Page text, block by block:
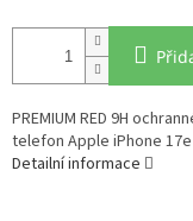
PREMIUM RED 9H
telefon Apple iPhone
Detailní informace